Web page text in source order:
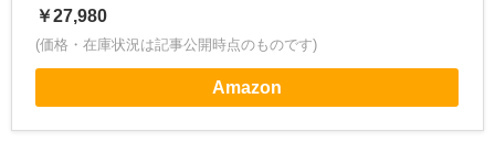
￥27,980
(価格・在庫状況は記事公開時点のものです)
Amazon